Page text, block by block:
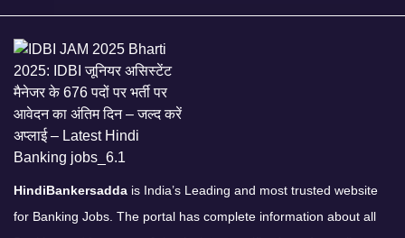
HindiBankersadda is India’s Leading and most trusted website
for Banking Jobs. The portal has complete information about all